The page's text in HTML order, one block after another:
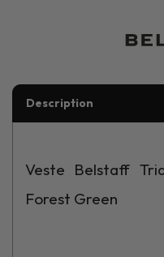
Description
Veste Belstaff
Forest Green